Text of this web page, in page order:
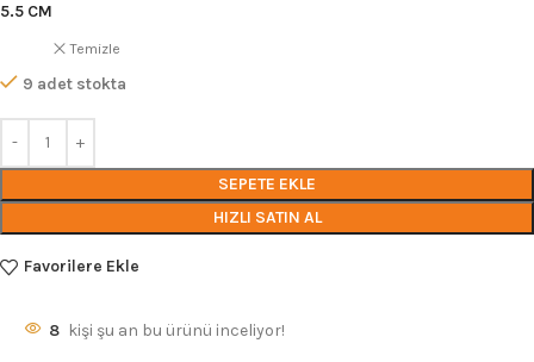
5.5 CM
Temizle
9 adet stokta
SEPETE EKLE
HIZLI SATIN AL
Favorilere Ekle
8 kişi şu an bu ürünü inceliyor!